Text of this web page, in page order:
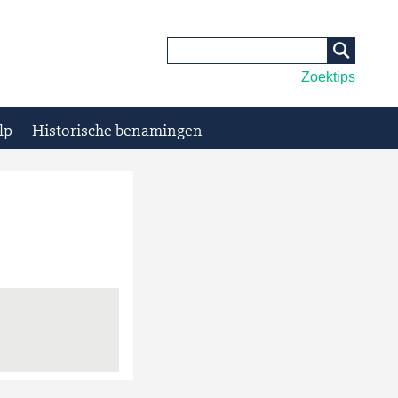
Zoektips
Historische benamingen